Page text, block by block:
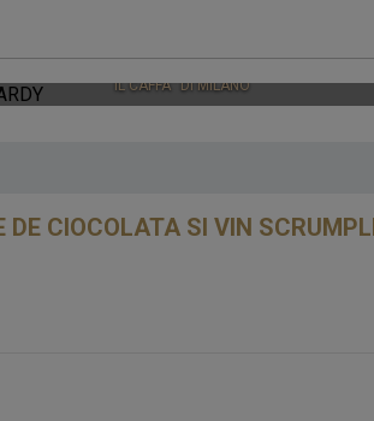
HARDY
IL CAFFÃ¨ DI MILANO
DE CIOCOLATA SI VIN